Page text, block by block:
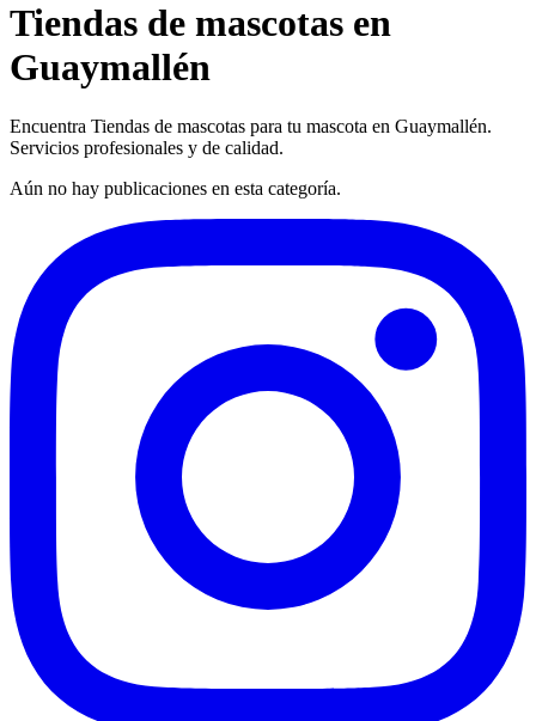
Tiendas de mascotas en
Guaymallén
Encuentra Tiendas de mascotas para tu mascota en Guaymallén.
Servicios profesionales y de calidad.
Aún no hay publicaciones en esta categoría.